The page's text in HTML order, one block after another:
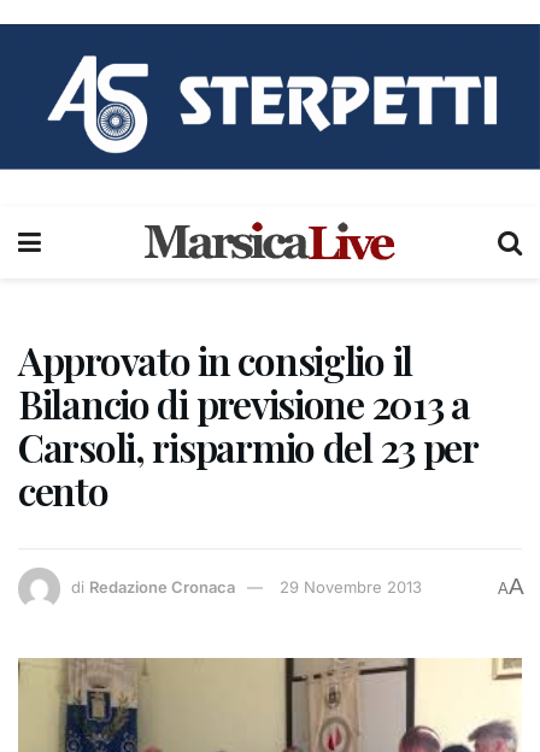
Approvato in consiglio il
Bilancio di previsione 2013 a
Carsoli, risparmio del 23 per
cento
di Redazione Cronaca 29 Novembre 2013 AA